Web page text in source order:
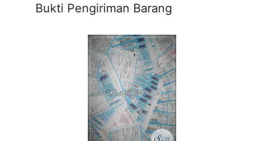
Bukti Pengiriman Barang